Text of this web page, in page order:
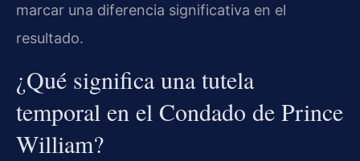
marcar una diferencia significativa en el
resultado.
¿Qué significa una tutela
temporal en el Condado de Prince
William?